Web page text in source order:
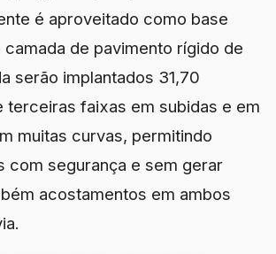
é aproveitado como base
camada de pavimento rígido de
serão implantados 31,70
terceiras faixas em subidas e em
muitas curvas, permitindo
com segurança e sem gerar
acostamentos em ambos